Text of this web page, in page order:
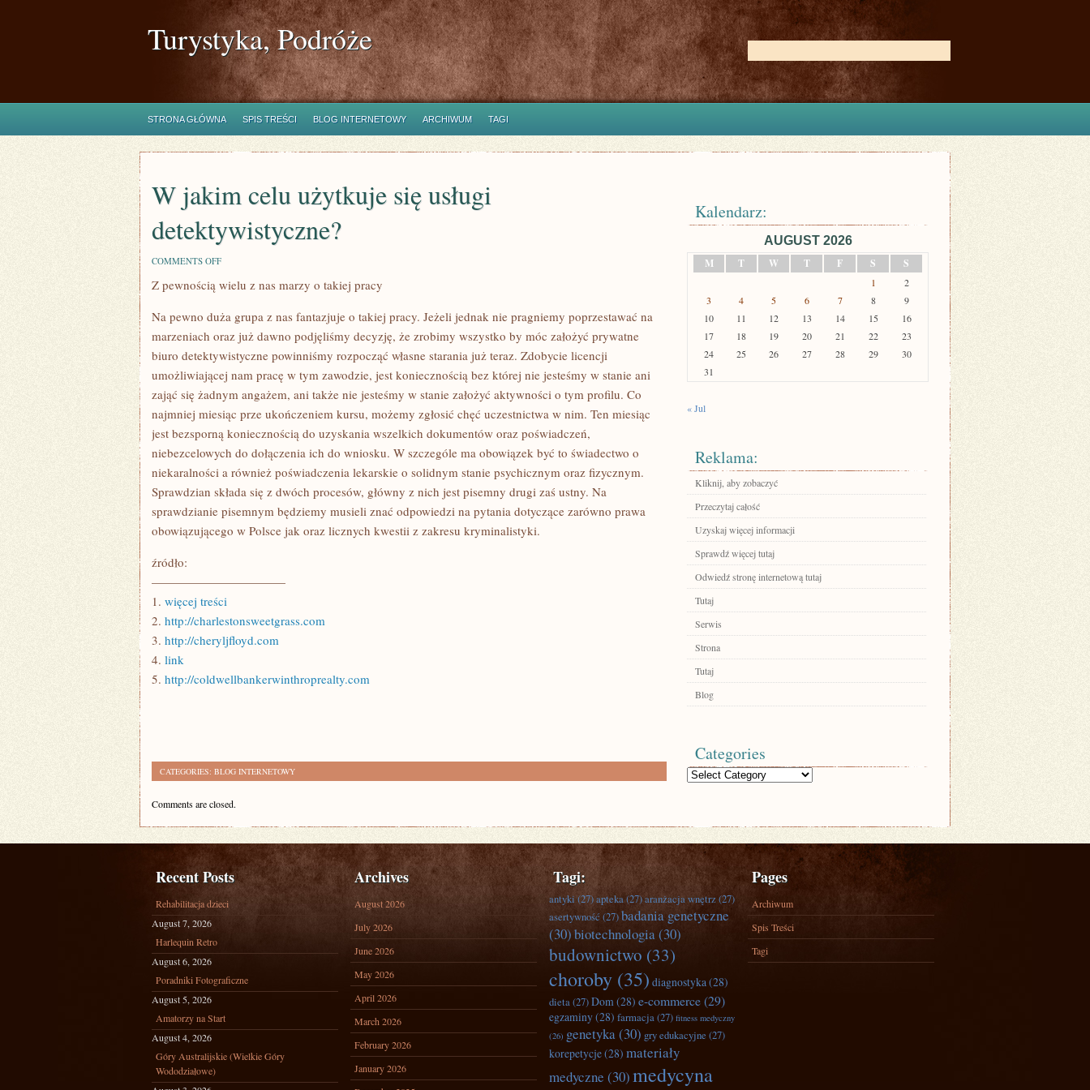
Turystyka, Podróże
STRONA GŁÓWNA SPIS TREŚCI BLOG INTERNETOWY ARCHIWUM TAGI
W jakim celu użytkuje się usługi
detektywistyczne?
COMMENTS OFFON
JAKIM
SIĘ
USŁUGI
DETEKTYWISTYCZNE?
Z pewnością wielu z nas marzy o takiej pracy
Na pewno duża grupa z nas fantazjuje o takiej pracy. Jeżeli jednak nie pragniemy poprzestawać na
marzeniach oraz już dawno podjęliśmy decyzję, że zrobimy wszystko by móc założyć prywatne
biuro detektywistyczne powinniśmy rozpocząć własne starania już teraz. Zdobycie licencji
umożliwiającej nam pracę w tym zawodzie, jest koniecznością bez której nie jesteśmy w stanie ani
zająć się żadnym angażem, ani także nie jesteśmy w stanie założyć aktywności o tym profilu. Co
najmniej miesiąc prze ukończeniem kursu, możemy zgłosić chęć uczestnictwa w nim. Ten miesiąc
jest bezsporną koniecznością do uzyskania wszelkich dokumentów oraz poświadczeń,
niebezcelowych do dołączenia ich do wniosku. W szczególe ma obowiązek być to świadectwo o
niekaralności a również poświadczenia lekarskie o solidnym stanie psychicznym oraz fizycznym.
Sprawdzian składa się z dwóch procesów, główny z nich jest pisemny drugi zaś ustny. Na
sprawdzianie pisemnym będziemy musieli znać odpowiedzi na pytania dotyczące zarówno prawa
obowiązującego w Polsce jak oraz licznych kwestii z zakresu kryminalistyki.
źródło:
———————————
1. więcej treści
2. http://charlestonsweetgrass.com
3. http://cheryljfloyd.com
4. link
5. http://coldwellbankerwinthroprealty.com
CATEGORIES: BLOG INTERNETOWY
Comments are closed.
Kalendarz:
AUGUST 2026
M
T W T F S S
1
2
3
4 5 6 7 8
9
10
11 12 13 14 15
16
17
18 19 20 21 22
23
24
25 26 27 28 29
30
31
« Jul
Reklama:
Kliknij, aby zobaczyć
Przeczytaj całość
Uzyskaj więcej informacji
Sprawdź więcej tutaj
Odwiedź stronę internetową tutaj
Tutaj
Serwis
Strona
Tutaj
Blog
Categories
Categories
Recent Posts
Rehabilitacja dzieci
August 7, 2026
Harlequin Retro
August 6, 2026
Poradniki Fotograficzne
August 5, 2026
Amatorzy na Start
August 4, 2026
Góry Australijskie (Wielkie Góry
Wododziałowe)
Archives
August 2026
July 2026
June 2026
May 2026
April 2026
March 2026
February 2026
January 2026
Tagi:
antyki(27)apteka(27)aranżacja wnętrz(27)
asertywność (27)badania genetyczne
(30)biotechnologia(30)
budownictwo (33)
choroby (35) diagnostyka(28)
dieta(27)Dom(28) e-commerce(29)
egzaminy(28) farmacja(27) fitness medyczny
(26) genetyka(30) gry edukacyjne (27)
korepetycje(28) materiały
medyczne (30)medycyna
Pages
Archiwum
Spis Treści
Tagi